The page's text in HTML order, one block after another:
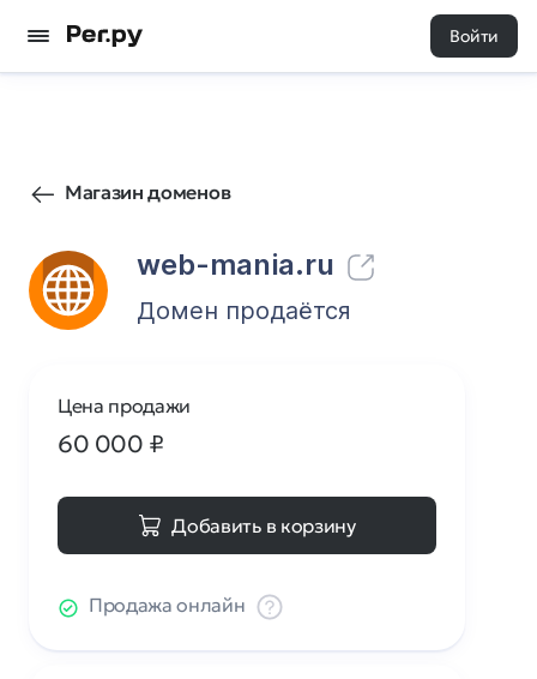
Войти
Магазин доменов
web-mania.ru
7 0
Домен продаётся
Цена продажи
60 000 ₽
Добавить в корзину
Продажа онлайн